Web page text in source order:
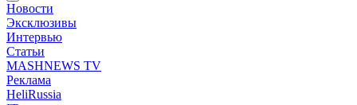
Новости
Эксклюзивы
Интервью
Статьи
MASHNEWS TV
Реклама
HeliRussia